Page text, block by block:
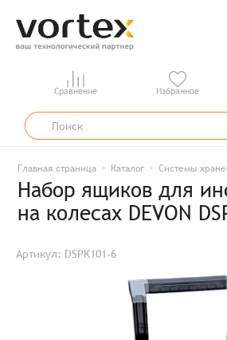
Сравнение Избранное
Главная страница Каталог Системы
Набор ящиков для
на колесах DEVON
Артикул: DSPK101-6